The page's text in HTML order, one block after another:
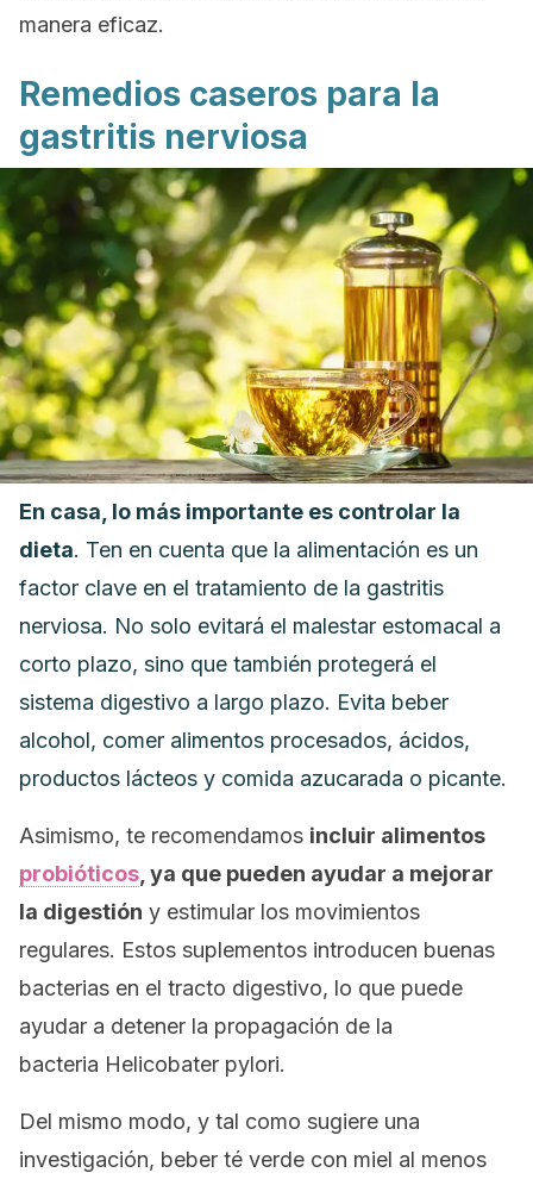
manera eficaz.
Remedios caseros para la
gastritis nerviosa
En casa, lo más importante es controlar la
dieta. Ten en cuenta que la alimentación es un
factor clave en el tratamiento de la gastritis
nerviosa. No solo evitará el malestar estomacal a
corto plazo, sino que también protegerá el
sistema digestivo a largo plazo. Evita beber
alcohol, comer alimentos procesados, ácidos,
productos lácteos y comida azucarada o picante.
Asimismo, te recomendamos incluir alimentos
probióticos , ya que pueden ayudar a mejorar
la digestión y estimular los movimientos
regulares. Estos suplementos introducen buenas
bacterias en el tracto digestivo, lo que puede
ayudar a detener la propagación de la
bacteria Helicobater pylori.
Del mismo modo, y tal como sugiere una
investigación, beber té verde con miel al menos